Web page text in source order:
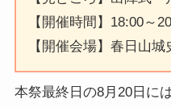
【開催時間】18:00～
【開催会場】春日山
本祭最終日の8月20日に